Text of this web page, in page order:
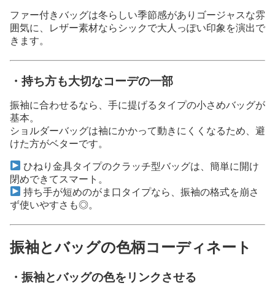
ファー付きバッグは冬らしい季節感がありゴージャスな雰
囲気に、レザー素材ならシックで大人っぽい印象を演出で
きます。
・持ち方も大切なコーデの一部
振袖に合わせるなら、手に提げるタイプの小さめバッグが
基本。
ショルダーバッグは袖にかかって動きにくくなるため、避
けた方がベターです。
ひねり金具タイプのクラッチ型バッグは、簡単に開け
閉めできてスマート。
持ち手が短めのがま口タイプなら、振袖の格式を崩さ
ず使いやすさも◎。
振袖とバッグの色柄コーディネート
・振袖とバッグの色をリンクさせる